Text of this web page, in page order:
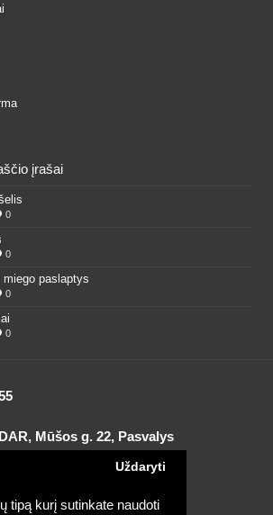
tipą kurį sutinkate naudoti
Uždaryti
įrašai
0
0
miego paslaptys
0
0
Mūšos g. 22, Pasvalys